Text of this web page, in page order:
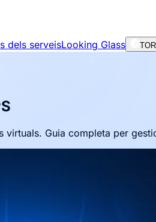
dels serveisLooking Glass
Guia completa per